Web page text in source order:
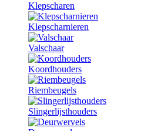
Klepscharen
Klepscharnieren
Valschaar
Koordhouders
Riembeugels
Slingerlijsthouders